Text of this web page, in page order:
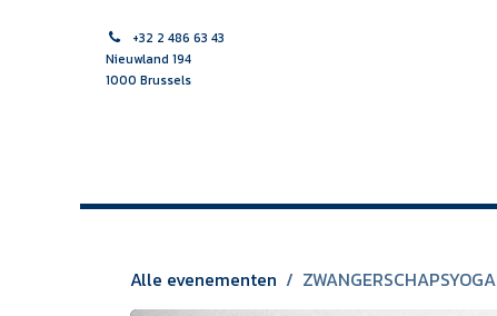
+32 2 486 63 43
Nieuwland 194
1000 Brussels
Alle evenementen ZWANGERSCHAPSYOGA